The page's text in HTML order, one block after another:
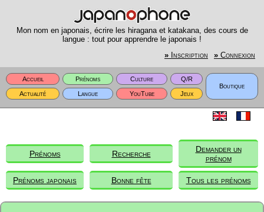
Mon nom en japonais, écrire les hiragana et katakana, des cours de
langue : tout pour apprendre le japonais !
» Inscription » Connexion
Accueil Prénoms Culture
Q/R
Boutique
Actualité
Langue YouTube Jeux
Prénoms Recherche
Demander un
prénom
Prénoms japonais Bonne fête Tous les prénoms